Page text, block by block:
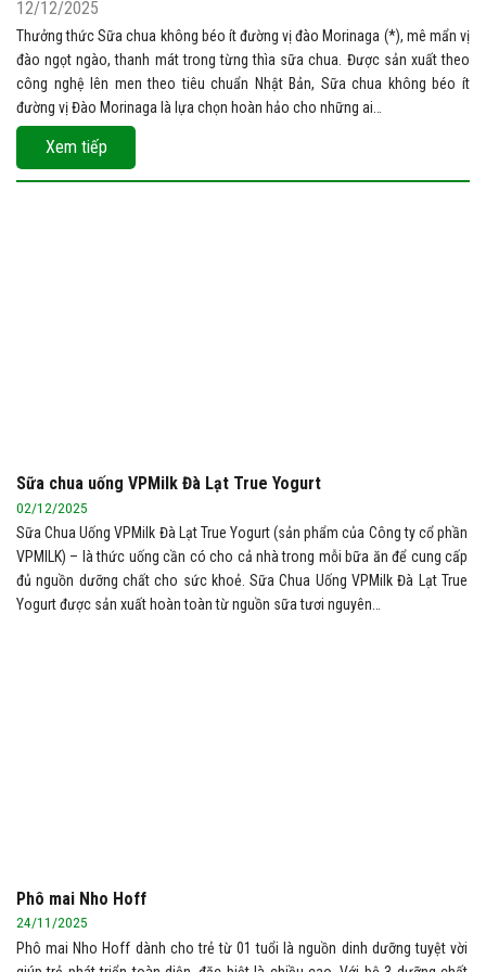
12/12/2025
Thưởng thức Sữa chua không béo ít đường vị đào Morinaga (*), mê mẩn vị
đào ngọt ngào, thanh mát trong từng thìa sữa chua. Được sản xuất theo
công nghệ lên men theo tiêu chuẩn Nhật Bản, Sữa chua không béo ít
đường vị Đào Morinaga là lựa chọn hoàn hảo cho những ai…
Xem tiếp
Sữa chua uống VPMilk Đà Lạt True Yogurt
02/12/2025
Sữa Chua Uống VPMilk Đà Lạt True Yogurt (sản phẩm của Công ty cổ phần
VPMILK) – là thức uống cần có cho cả nhà trong mỗi bữa ăn để cung cấp
đủ nguồn dưỡng chất cho sức khoẻ. Sữa Chua Uống VPMilk Đà Lạt True
Yogurt được sản xuất hoàn toàn từ nguồn sữa tươi nguyên…
Phô mai Nho Hoff
24/11/2025
Phô mai Nho Hoff dành cho trẻ từ 01 tuổi là nguồn dinh dưỡng tuyệt vời